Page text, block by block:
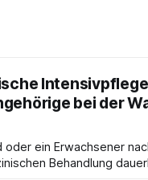
bei der
oder ein Erwachsener
Behandlung